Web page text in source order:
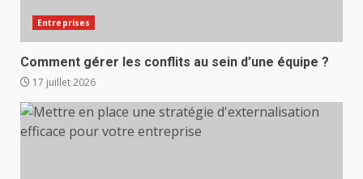
Entreprises
Comment gérer les conflits au sein d’une équipe ?
17 juillet 2026